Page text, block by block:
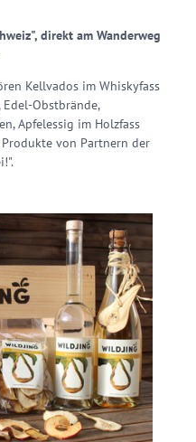
direkt am Wanderweg
Kellvados im Whiskyfass
Obstbrände,
Apfelessig im Holzfass
von Partnern der